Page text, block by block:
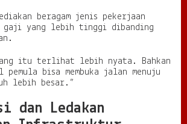
beragam jenis pekerjaan
gaji yang lebih tinggi dibanding
itu terlihat lebih nyata. Bahkan
bisa membuka jalan menuju
lebih besar.”
dan Ledakan